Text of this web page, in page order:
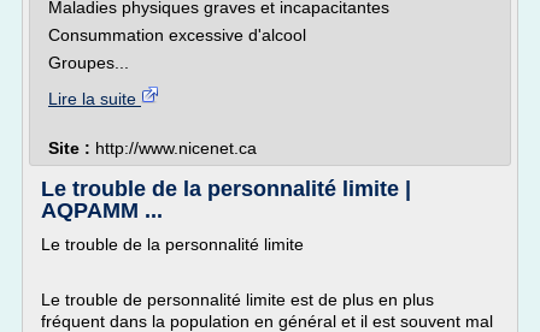
Maladies physiques graves et incapacitantes
Consummation excessive d'alcool
Groupes...
Lire la suite
Site : http://www.nicenet.ca
Le trouble de la personnalité limite |
AQPAMM ...
Le trouble de la personnalité limite
Le trouble de personnalité limite est de plus en plus
fréquent dans la population en général et il est souvent mal